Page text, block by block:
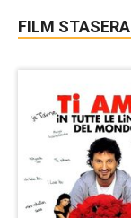
FILM STASERA